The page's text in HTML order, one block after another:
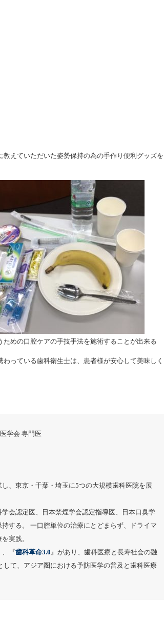
えていただいた姿勢保持の為の手作り便利グッズを
めの口腔ケアの手技手法を施術することが出来る
っている歯科衛生士は、患者様が安心して美味しく
学会 専門医
、東京・千葉・埼玉に5つの大規模歯科医院を展
会認定医、日本禁煙学会認定指導医、日本口臭学
する。 一口腔単位の治療にとどまらず、ドライマ
実践。
、『歯科革命3.0』があり、歯科医療と長寿社会の融
て、アジア圏における予防医学の普及と歯科医療